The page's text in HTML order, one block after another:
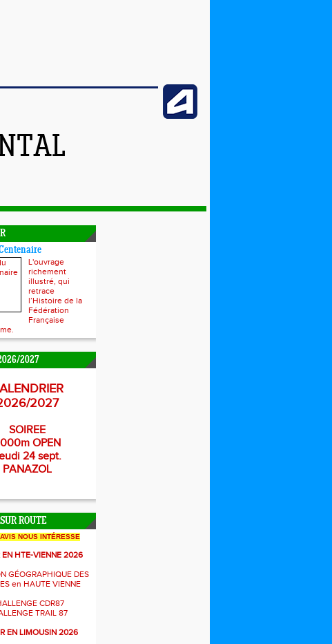
L'ouvrage
richement
illustré, qui
retrace
l’Histoire de la
Fédération
Française
2027
2027
SOIREE
OPEN
24 sept.
PANAZOL
ROUTE
NOUS INTÉRESSE
EN HTE-VIENNE 2026
GÉOGRAPHIQUE DES
en HAUTE VIENNE
CDR87
TRAIL 87
EN LIMOUSIN 2026